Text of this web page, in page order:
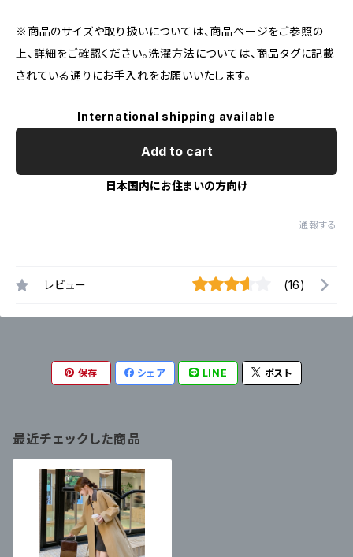
※商品のサイズや取り扱いについては、商品ページをご参照の
上、詳細をご確認ください。洗濯方法については、商品タグに記載
されている通りにお手入れをお願いいたします。
International shipping available
Add to cart
日本国内にお住まいの方向け
通報する
レビュー (16)
保存 シェア LINE ポスト
最近チェックした商品